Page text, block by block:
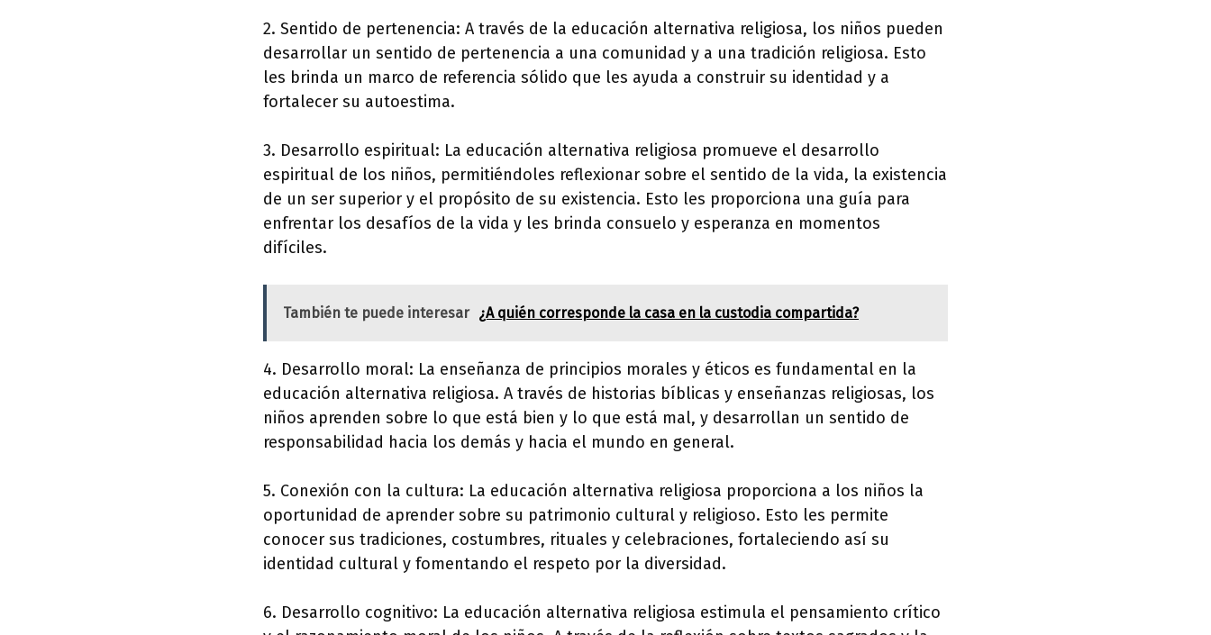
2. Sentido de pertenencia: A través de la educación alternativa religiosa, los niños pueden
desarrollar un sentido de pertenencia a una comunidad y a una tradición religiosa. Esto
les brinda un marco de referencia sólido que les ayuda a construir su identidad y a
fortalecer su autoestima.
3. Desarrollo espiritual: La educación alternativa religiosa promueve el desarrollo
espiritual de los niños, permitiéndoles reflexionar sobre el sentido de la vida, la existencia
de un ser superior y el propósito de su existencia. Esto les proporciona una guía para
enfrentar los desafíos de la vida y les brinda consuelo y esperanza en momentos
difíciles.
También te puede interesar ¿A quién corresponde la casa en la custodia compartida?
4. Desarrollo moral: La enseñanza de principios morales y éticos es fundamental en la
educación alternativa religiosa. A través de historias bíblicas y enseñanzas religiosas, los
niños aprenden sobre lo que está bien y lo que está mal, y desarrollan un sentido de
responsabilidad hacia los demás y hacia el mundo en general.
5. Conexión con la cultura: La educación alternativa religiosa proporciona a los niños la
oportunidad de aprender sobre su patrimonio cultural y religioso. Esto les permite
conocer sus tradiciones, costumbres, rituales y celebraciones, fortaleciendo así su
identidad cultural y fomentando el respeto por la diversidad.
6. Desarrollo cognitivo: La educación alternativa religiosa estimula el pensamiento crítico